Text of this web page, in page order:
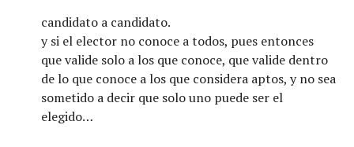
candidato a candidato.
y si el elector no conoce a todos, pues entonces
que valide solo a los que conoce, que valide dentro
de lo que conoce a los que considera aptos, y no sea
sometido a decir que solo uno puede ser el
elegido…